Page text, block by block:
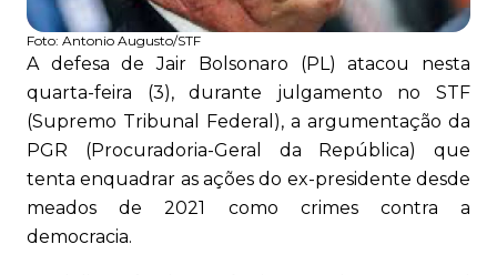
Foto: Antonio Augusto/STF
A defesa de Jair Bolsonaro (PL) atacou nesta
quarta-feira (3), durante julgamento no STF
(Supremo Tribunal Federal), a argumentação da
PGR (Procuradoria-Geral da República) que
tenta enquadrar as ações do ex-presidente desde
meados de 2021 como crimes contra a
democracia.